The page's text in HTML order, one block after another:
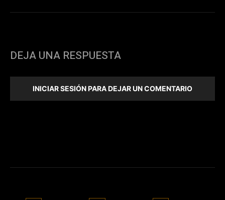
DEJA UNA RESPUESTA
INICIAR SESIÓN PARA DEJAR UN COMENTARIO